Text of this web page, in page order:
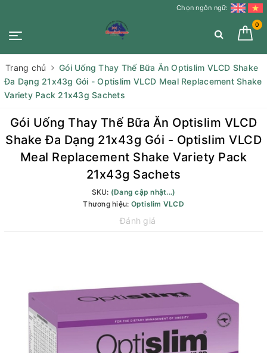
Chọn ngôn ngữ:
0
Trang chủ
Gói Uống Thay Thế Bữa Ăn Optislim VLCD Shake
Đa Dạng 21x43g Gói - Optislim VLCD Meal Replacement Shake
Variety Pack 21x43g Sachets
Gói Uống Thay Thế Bữa Ăn Optislim VLCD
Shake Đa Dạng 21x43g Gói - Optislim VLCD
Meal Replacement Shake Variety Pack
21x43g Sachets
SKU: (Đang cập nhật...)
Thương hiệu: Optislim VLCD
Đánh giá